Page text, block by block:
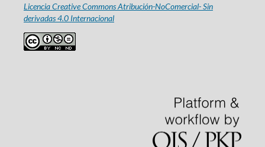
Licencia Creative Commons Atribución-NoComercial- Sin
derivadas 4.0 Internacional